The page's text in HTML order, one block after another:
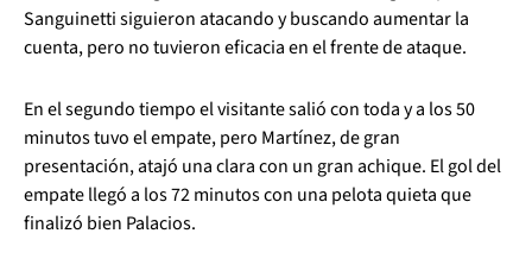
Sanguinetti siguieron atacando y buscando aumentar la
cuenta, pero no tuvieron eficacia en el frente de ataque.
En el segundo tiempo el visitante salió con toda y a los 50
minutos tuvo el empate, pero Martínez, de gran
presentación, atajó una clara con un gran achique. El gol del
empate llegó a los 72 minutos con una pelota quieta que
finalizó bien Palacios.